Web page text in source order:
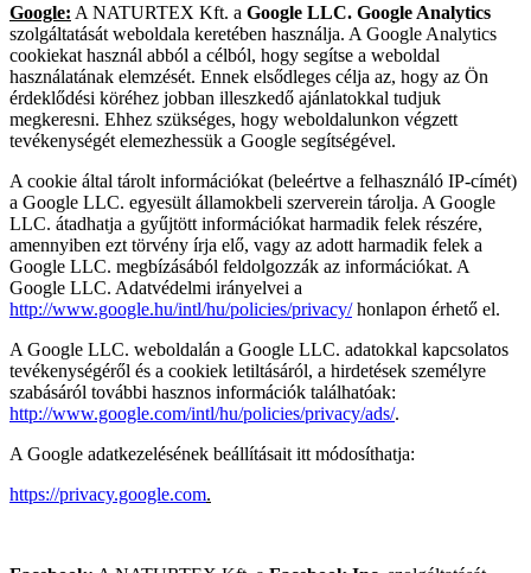
Google: A NATURTEX Kft. a Google LLC. Google Analytics
szolgáltatását weboldala keretében használja. A Google Analytics
cookiekat használ abból a célból, hogy segítse a weboldal
használatának elemzését. Ennek elsődleges célja az, hogy az Ön
érdeklődési köréhez jobban illeszkedő ajánlatokkal tudjuk
megkeresni. Ehhez szükséges, hogy weboldalunkon végzett
tevékenységét elemezhessük a Google segítségével.
A cookie által tárolt információkat (beleértve a felhasználó IP-címét)
a Google LLC. egyesült államokbeli szerverein tárolja. A Google
LLC. átadhatja a gyűjtött információkat harmadik felek részére,
amennyiben ezt törvény írja elő, vagy az adott harmadik felek a
Google LLC. megbízásából feldolgozzák az információkat. A
Google LLC. Adatvédelmi irányelvei a
http://www.google.hu/intl/hu/policies/privacy/honlapon érhető el.
A Google LLC. weboldalán a Google LLC. adatokkal kapcsolatos
tevékenységéről és a cookiek letiltásáról, a hirdetések személyre
szabásáról további hasznos információk találhatóak:
http://www.google.com/intl/hu/policies/privacy/ads/.
A Google adatkezelésének beállításait itt módosíthatja:
https://privacy.google.com.